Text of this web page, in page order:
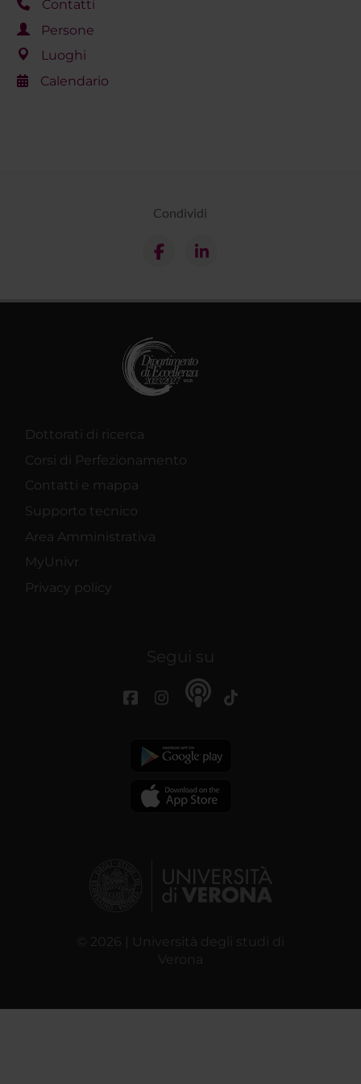
Contatti
Persone
Luoghi
Calendario
Condividi
Dottorati di ricerca
Corsi di Perfezionamento
Contatti e mappa
Supporto tecnico
Area Amministrativa
MyUnivr
Privacy policy
Segui su
© 2026 | Università degli studi di
Verona